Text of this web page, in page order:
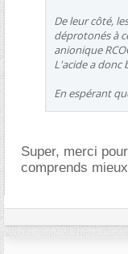
De leur côté,
déprotonés à
anionique
L'acide a donc
En espérant
Super, merci
comprends